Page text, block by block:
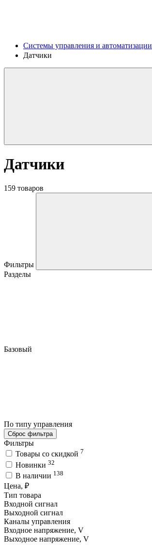
Системы управления и автоматизации
Датчики
Датчики
159 товаров
Фильтры
Разделы
Базовый
По типу управления
Сброс фильтра
Фильтры
Товары со скидкой 7
Новинки 32
В наличии 138
Цена, ₽
Тип товара
Входной сигнал
Выходной сигнал
Каналы управления
Входное напряжение, V
Выходное напряжение, V